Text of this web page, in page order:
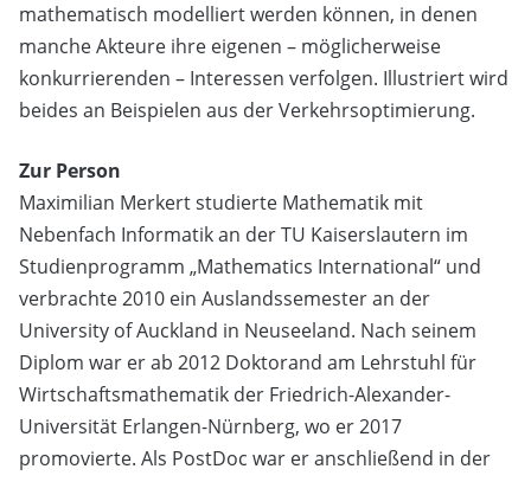
mathematisch modelliert werden können, in denen
manche Akteure ihre eigenen – möglicherweise
konkurrierenden – Interessen verfolgen. Illustriert wird
beides an Beispielen aus der Verkehrsoptimierung.
Zur Person
Maximilian Merkert studierte Mathematik mit
Nebenfach Informatik an der TU Kaiserslautern im
Studienprogramm „Mathematics International“ und
verbrachte 2010 ein Auslandssemester an der
University of Auckland in Neuseeland. Nach seinem
Diplom war er ab 2012 Doktorand am Lehrstuhl für
Wirtschaftsmathematik der Friedrich-Alexander-
Universität Erlangen-Nürnberg, wo er 2017
promovierte. Als PostDoc war er anschließend in der